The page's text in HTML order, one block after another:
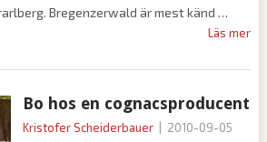
Bregenzerwald är mest känd
Läs mer
Bo hos en cognacsproducent
Kristofer Scheiderbauer 2010-09-05